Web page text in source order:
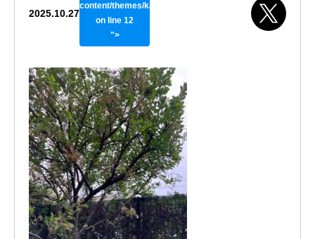
2025.10.27
content/themes/kaisokuthemeV02/single.php
on line 12
">